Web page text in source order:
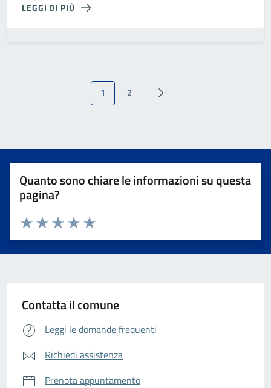
LEGGI DI PIÙ
1 2
Quanto sono chiare le informazioni su questa
pagina?
Valuta da 1 a 5 stelle la pagina
Valuta 5 stelle su 5
Valuta 4 stelle su 5
Valuta 3 stelle su 5
Valuta 2 stelle su 5
Valuta 1 stelle su 5
Contatta il comune
Leggi le domande frequenti
Richiedi assistenza
Prenota appuntamento